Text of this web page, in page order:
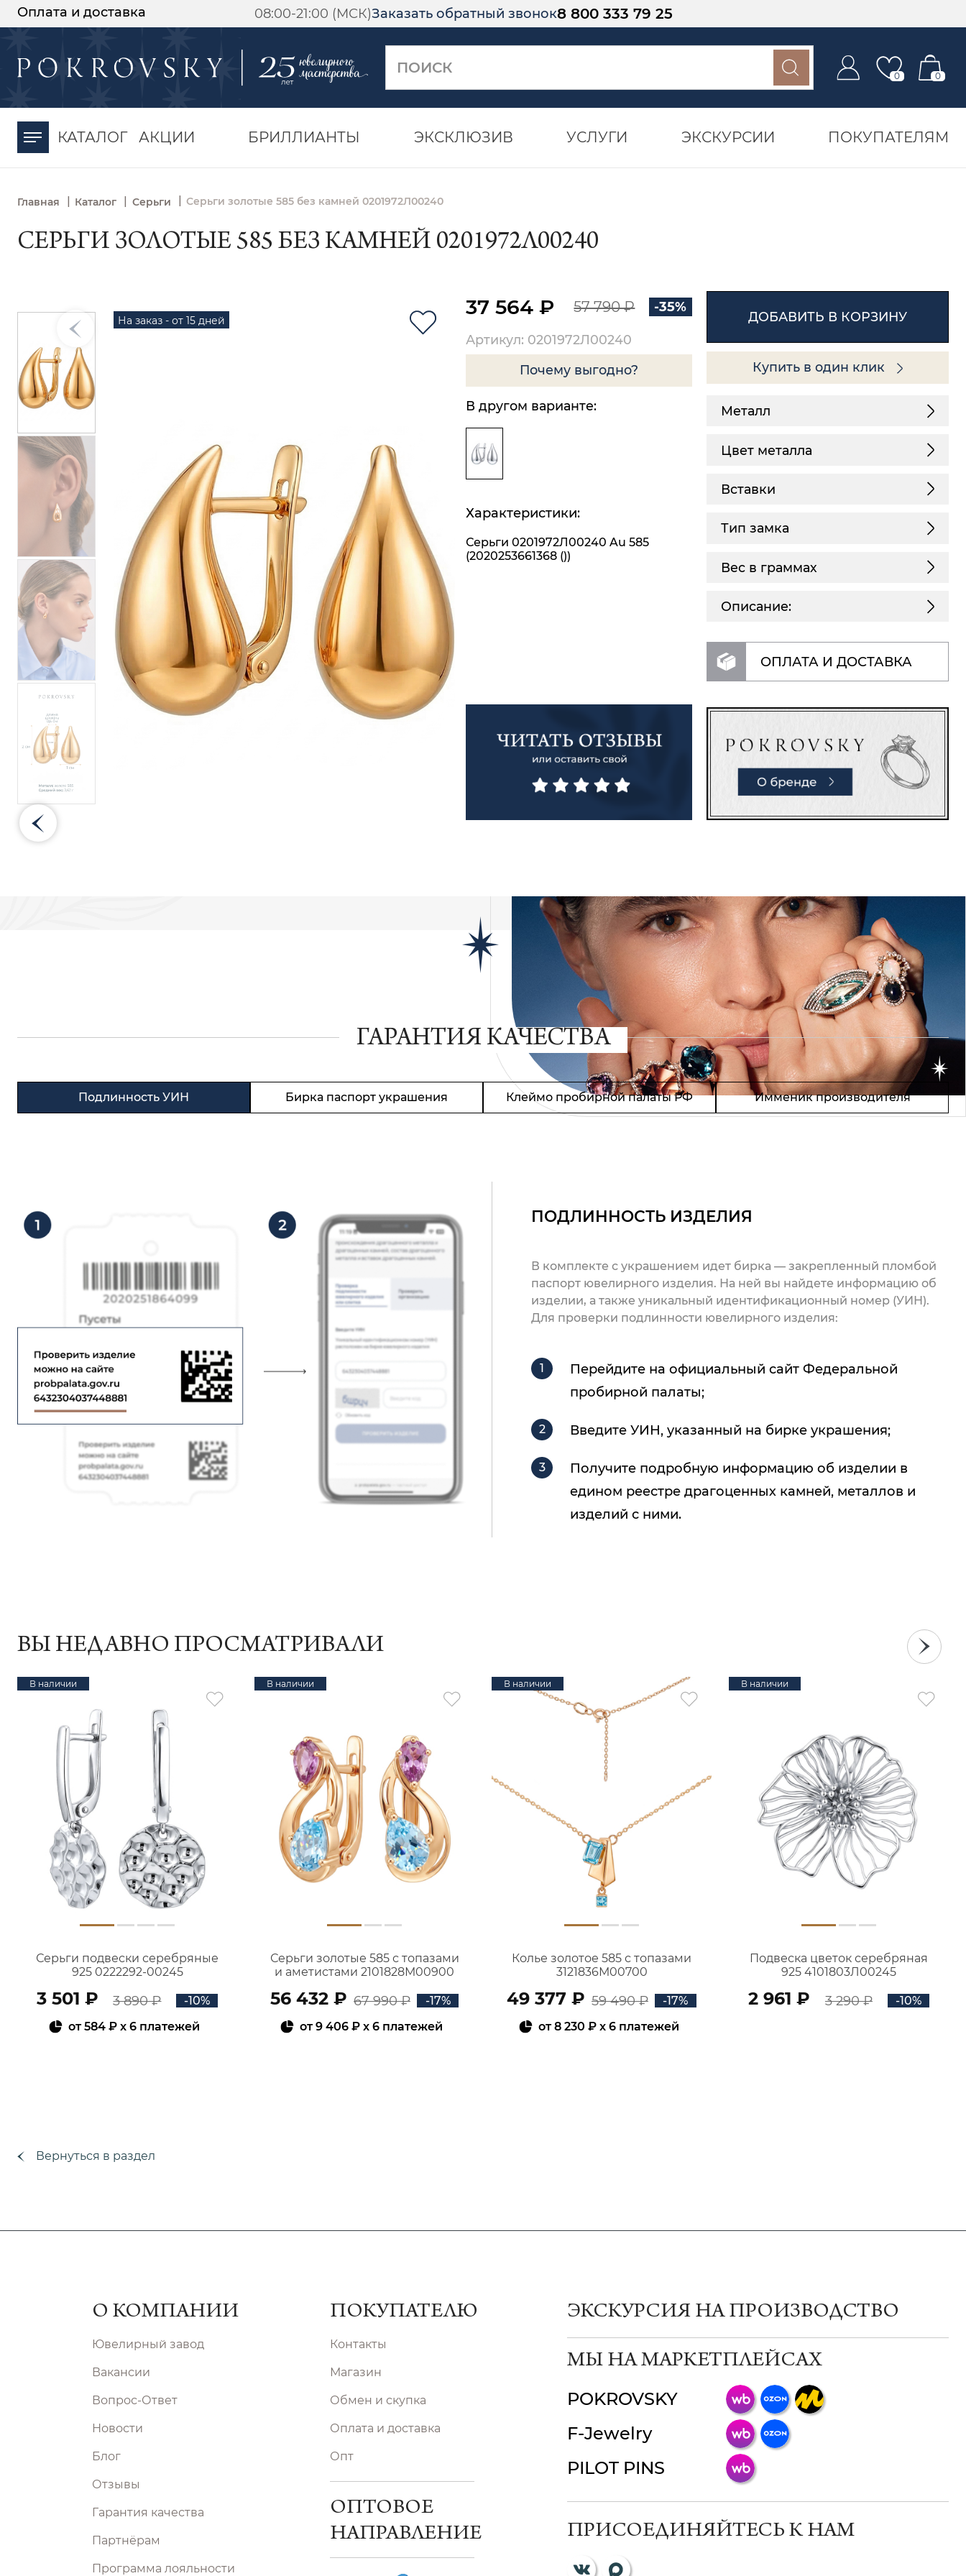
Оплата и доставка 08:00-21:00 (МСК)Заказать обратный звонок8 800 333 79 25
0 0
КАТАЛОГ АКЦИИ БРИЛЛИАНТЫ ЭКСКЛЮЗИВ УСЛУГИ ЭКСКУРСИИ ПОКУПАТЕЛЯМ
Главная | Каталог | Серьги Серьги золотые 585 без камней 0201972Л00240
СЕРЬГИ ЗОЛОТЫЕ 585 БЕЗ КАМНЕЙ 0201972Л00240
На заказ - от 15 дней
37 564 ₽ 57 790 ₽ -35%
Артикул: 0201972Л00240
Почему выгодно?
В другом варианте:
Характеристики:
Серьги 0201972Л00240 Au 585
(2020253661368 ())
ДОБАВИТЬ В КОРЗИНУ
Купить в один клик
Металл
Цвет металла
Вставки
Тип замка
Описание:
Вес в граммах
ОПЛАТА И ДОСТАВКА
ГАРАНТИЯ КАЧЕСТВА
Подлинность УИН Бирка паспорт украшения Клеймо пробирной палаты РФ Имменик производителя
ПОДЛИННОСТЬ ИЗДЕЛИЯ
В комплекте с украшением идет бирка — закрепленный пломбой
паспорт ювелирного изделия. На ней вы найдете информацию об
изделии, а также уникальный идентификационный номер (УИН).
Для проверки подлинности ювелирного изделия:
Перейдите на официальный сайт Федеральной
пробирной палаты;
Введите УИН, указанный на бирке украшения;
Получите подробную информацию об изделии в
едином реестре драгоценных камней, металлов и
изделий с ними.
ВЫ НЕДАВНО ПРОСМАТРИВАЛИ
В наличии
Серьги подвески серебряные
925 0222292-00245
3 501 ₽ 3 890 ₽
-10%
от584 ₽ x 6 платежей
В наличии
Серьги золотые 585 с топазами
и аметистами 2101828М00900
56 432 ₽ 67 990 ₽
-17%
от9 406 ₽ x 6 платежей
В наличии
Колье золотое 585 с топазами
3121836М00700
49 377 ₽ 59 490 ₽
-17%
от8 230 ₽x 6 платежей
В наличии
Подвеска цветок серебряная
925 4101803Л00245
2 961 ₽ 3 290 ₽ -10%
Вернуться в раздел
О КОМПАНИИ
Ювелирный завод
Вакансии
Вопрос-Ответ
Новости
Блог
Отзывы
Гарантия качества
Партнёрам
Программа лояльности
ПОКУПАТЕЛЮ
Контакты
Магазин
Обмен и скупка
Оплата и доставка
Опт
ОПТОВОЕ
НАПРАВЛЕНИЕ
ЭКСКУРСИЯ НА ПРОИЗВОДСТВО
МЫ НА МАРКЕТПЛЕЙСАХ
POKROVSKY
F-Jewelry
PILOT PINS
ПРИСОЕДИНЯЙТЕСЬ К НАМ
-30%
момента оплаты
ChatApp
Мессенджеры
мессенджер!